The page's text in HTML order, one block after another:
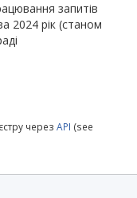
запитів
2024 рік (станом
через API (see